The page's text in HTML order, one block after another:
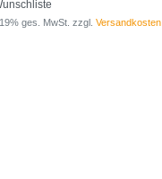
ges. MwSt. zzgl. Versandkosten